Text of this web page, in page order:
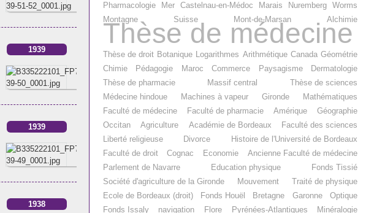
1939
1939
1938
Pharmacologie
Mer Castelnau-en-Médoc Marais Nuremberg
Worms
Montagne
Suisse Mont-de-Marsan Alchimie
Thèse de médecine
Thèse de droit Botanique Logarithmes Arithmétique Canada Géométrie
Chimie
Pédagogie Maroc Commerce Paysagisme
Dermatologie
Thèse de pharmacie
Massif central
Thèse de sciences
Médecine hindoue
Machines à vapeur Gironde
Mathématiques
Faculté de médecine
Faculté de pharmacie Amérique
Géographie
Occitan
Agriculture Académie de Bordeaux
Faculté des sciences
Liberté religieuse
Divorce
Histoire de l'Université de Bordeaux
Faculté de droit
Cognac Economie
Ancienne Faculté de médecine
Parlement de Navarre
Education physique
Fonds Tissié
Société d'agriculture de la Gironde
Mouvement
Traité de physique
Ecole de Bordeaux (droit)
Fonds Houël Bretagne Garonne
Optique
Fonds Issaly
navigation Flore Pyrénées-Atlantiques
Minéralogie